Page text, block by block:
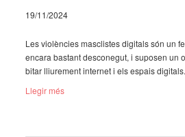
19/11/2024
Les violèn­cies masclis­tes digi­tals són un
encara bastant desco­ne­gut, i supo­sen un
bi­tar lliu­re­ment inter­net i els espais
Llegir més